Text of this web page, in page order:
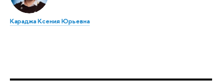
Караджа Ксения Юрьевна